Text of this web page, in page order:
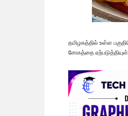
தமிழகத்தில் உள்ள
சோகத்தை